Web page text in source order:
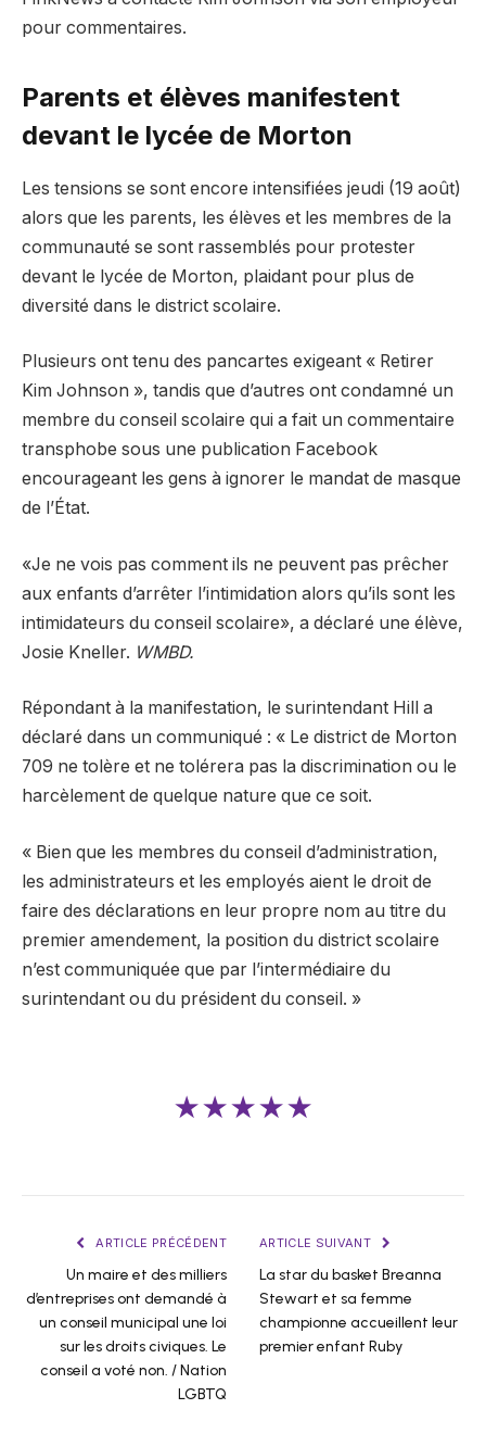
pour commentaires.
Parents et élèves manifestent
devant le lycée de Morton
Les tensions se sont encore intensifiées jeudi (19 août)
alors que les parents, les élèves et les membres de la
communauté se sont rassemblés pour protester
devant le lycée de Morton, plaidant pour plus de
diversité dans le district scolaire.
Plusieurs ont tenu des pancartes exigeant « Retirer
Kim Johnson », tandis que d’autres ont condamné un
membre du conseil scolaire qui a fait un commentaire
transphobe sous une publication Facebook
encourageant les gens à ignorer le mandat de masque
de l’État.
«Je ne vois pas comment ils ne peuvent pas prêcher
aux enfants d’arrêter l’intimidation alors qu’ils sont les
intimidateurs du conseil scolaire», a déclaré une élève,
Josie Kneller. WMBD.
Répondant à la manifestation, le surintendant Hill a
déclaré dans un communiqué : « Le district de Morton
709 ne tolère et ne tolérera pas la discrimination ou le
harcèlement de quelque nature que ce soit.
« Bien que les membres du conseil d’administration,
les administrateurs et les employés aient le droit de
faire des déclarations en leur propre nom au titre du
premier amendement, la position du district scolaire
n’est communiquée que par l’intermédiaire du
surintendant ou du président du conseil. »
★★★★★
ARTICLE PRÉCÉDENT
Un maire et des milliers
d’entreprises ont demandé à
un conseil municipal une loi
sur les droits civiques. Le
conseil a voté non. / Nation
LGBTQ
ARTICLE SUIVANT
La star du basket Breanna
Stewart et sa femme
championne accueillent leur
premier enfant Ruby